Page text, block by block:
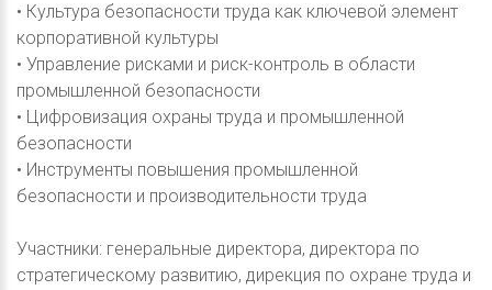
• Культура безопасности труда как ключевой элемент
корпоративной культуры
• Управление рисками и риск-контроль в области
промышленной безопасности
• Цифровизация охраны труда и промышленной
безопасности
• Инструменты повышения промышленной
безопасности и производительности труда
Участники: генеральные директора, директора по
стратегическому развитию, дирекция по охране труда и